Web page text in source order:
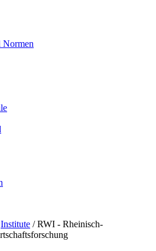
Normen
Institute /RWI - Rheinisch-